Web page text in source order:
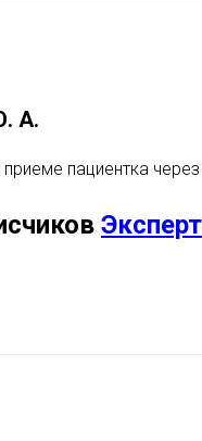
А.
пациентка